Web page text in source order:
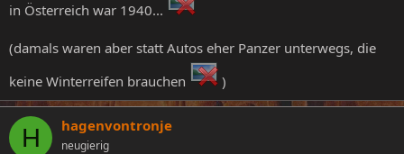
in Österreich war 1940...
(damals waren aber statt Autos eher Panzer unterwegs, die
keine Winterreifen brauchen
)
H hagenvontronje
neugierig